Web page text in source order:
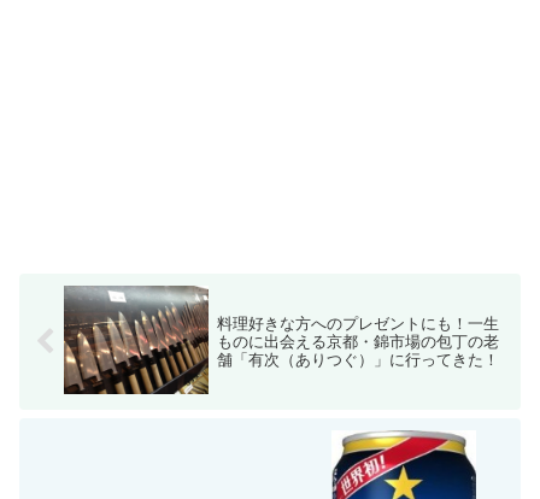
料理好きな方へのプレゼントにも！一生
ものに出会える京都・錦市場の包丁の老
舗「有次（ありつぐ）」に行ってきた！